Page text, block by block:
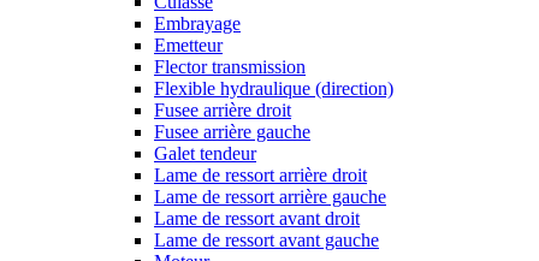
Embrayage
Emetteur
Flector transmission
Flexible hydraulique (direction)
Fusee arrière droit
Fusee arrière gauche
Galet tendeur
Lame de ressort arrière droit
Lame de ressort arrière gauche
Lame de ressort avant droit
Lame de ressort avant gauche